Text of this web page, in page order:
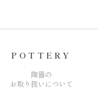
POTTERY
陶器の
お取り扱いについて